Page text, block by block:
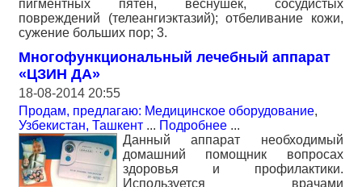
пигментных пятен, веснушек, сосудистых
повреждений (телеангиэктазий); отбеливание кожи,
сужение больших пор; 3.
Многофункциональный лечебный аппарат
«ЦЗИН ДА»
18-08-2014 20:55
Продам, предлагаю: Медицинское оборудование,
Узбекистан, Ташкент ... Подробнее ...
Данный аппарат необходимый
домашний помощник вопросах
здоровья и профилактики.
Используется врачами